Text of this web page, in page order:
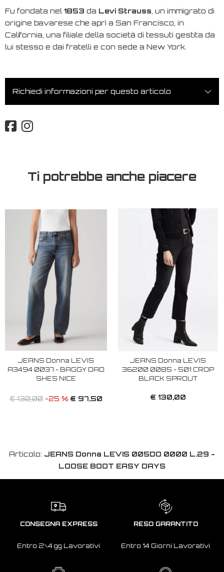
Fu fondata nel 1853 da Levi Strauss, un immigrato di
origine bavarese che aprì a San Francisco, in
California, una filiale della società di tessuti gestita da
lui stesso e dai fratelli e con sede a New York.
Richiedi informazioni per questo articolo
Ti potrebbe anche piacere
JEANS Donna LEVIS
A3494 0037 - BAGGY DAD
SHES NICE
€ 130,00 -25 % € 97,50
JEANS Donna LEVIS
36200 0085 - 501 CROP
BLACK SPROUT
€ 130,00
Articolo: JEANS Donna LEVIS 005DO 0000 L.29 -
LOOSE BOOT EASY DAYS
CONSEGNA EXPRESS
Entro 2\4 gg Lavorativi
RESO GARANTITO
Entro 14 Giorni Lavorativi